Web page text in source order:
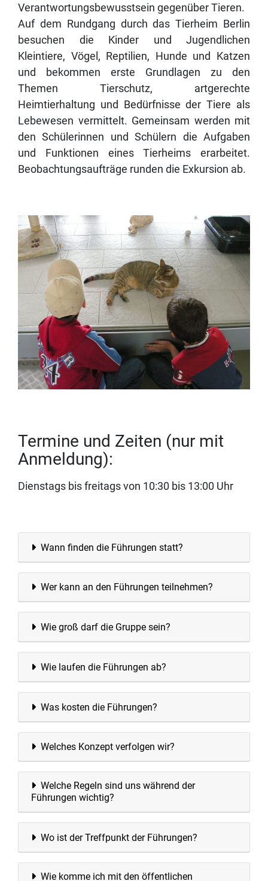
Verantwortungsbewusstsein gegenüber Tieren.
Auf dem Rundgang durch das Tierheim Berlin
besuchen die Kinder und Jugendlichen
Kleintiere, Vögel, Reptilien, Hunde und Katzen
und bekommen erste Grundlagen zu den
Themen Tierschutz, artgerechte
Heimtierhaltung und Bedürfnisse der Tiere als
Lebewesen vermittelt. Gemeinsam werden mit
den Schülerinnen und Schülern die Aufgaben
und Funktionen eines Tierheims erarbeitet.
Beobachtungsaufträge runden die Exkursion ab.
Termine und Zeiten (nur mit
Anmeldung):
Dienstags bis freitags von 10:30 bis 13:00 Uhr
Wann finden die Führungen statt?
Wer kann an den Führungen teilnehmen?
Wie groß darf die Gruppe sein?
Wie laufen die Führungen ab?
Was kosten die Führungen?
Welches Konzept verfolgen wir?
Welche Regeln sind uns während der
Führungen wichtig?
Wo ist der Treffpunkt der Führungen?
Wie komme ich mit den öffentlichen